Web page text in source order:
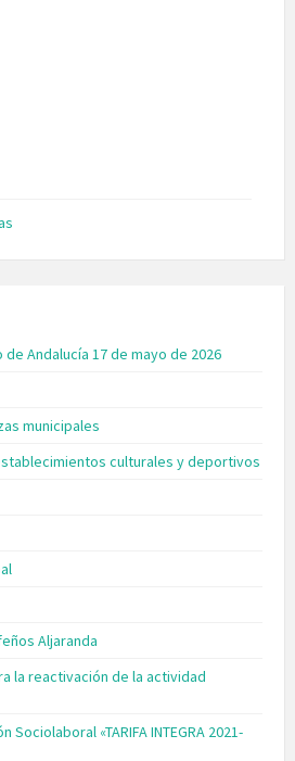
Andalucía 17 de mayo de 2026
municipales
culturales y deportivos
Aljaranda
la reactivación de la actividad
Sociolaboral «TARIFA INTEGRA 2021-